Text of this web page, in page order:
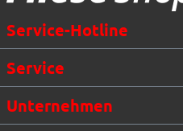
Service-Hotline
Service
Unternehmen